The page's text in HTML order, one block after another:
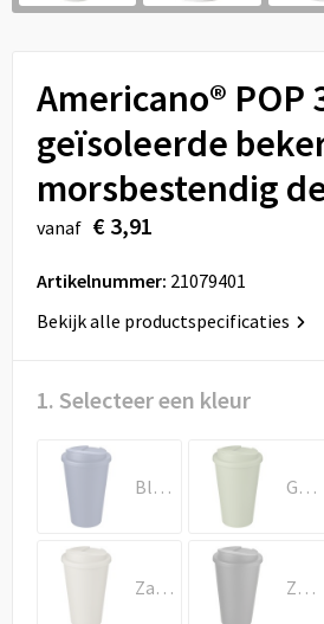
Sport
Vrije tijd en Strand
Feestartikelen
Aanstekers
Reistassen
Schoenentassen
Schoudertassen
Sporttassen
Reistassensets
Draagtassen
Papieren tassen
Americano® POP
geïsoleerde
morsbestendig
vanaf € 3,91
Artikelnummer: 21079401
Bekijk alle productspecificaties
1. Selecteer een kleur
Blauw Gemêleerd groen
Zandsteen Zwart